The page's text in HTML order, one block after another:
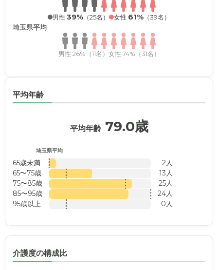
男性 39% （25名） 女性 61% （39名）
埼玉県平均
男性 26%（11名） 女性 74%（31名）
平均年齢
平均年齢 79.0歳
埼玉県平均
65歳未満
2人
65〜75歳
13人
75〜85歳
25人
85〜95歳
24人
95歳以上
0人
介護度の構成比